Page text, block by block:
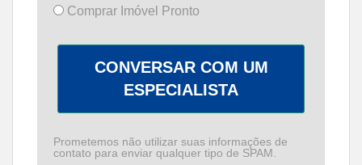
Comprar Imóvel Pronto
CONVERSAR COM UM
ESPECIALISTA
Prometemos não utilizar suas informações de
contato para enviar qualquer tipo de SPAM.